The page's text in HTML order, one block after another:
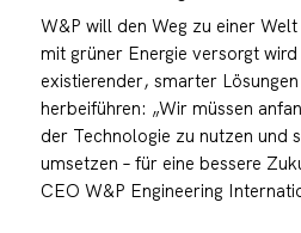
W&P will den Weg zu einer
mit grüner Energie versorgt
existierender, smarter
herbeiführen: „Wir müssen
der Technologie zu nutzen und
umsetzen – für eine bessere
CEO W&P Engineering